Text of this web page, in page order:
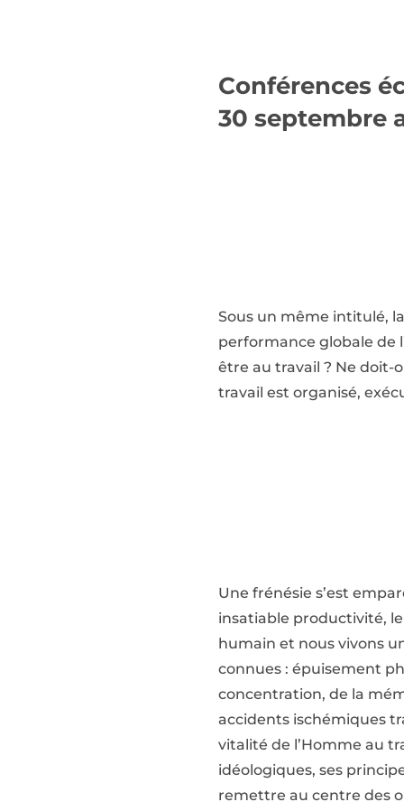
Conférences
30 septembre
Sous un même intitulé,
performance globale de
être au travail ? Ne doit-
travail est organisé,
Une frénésie s’est
insatiable productivité,
humain et nous vivons
connues : épuisement
concentration, de la
accidents ischémiques
vitalité de l’Homme au
idéologiques, ses
remettre au centre des